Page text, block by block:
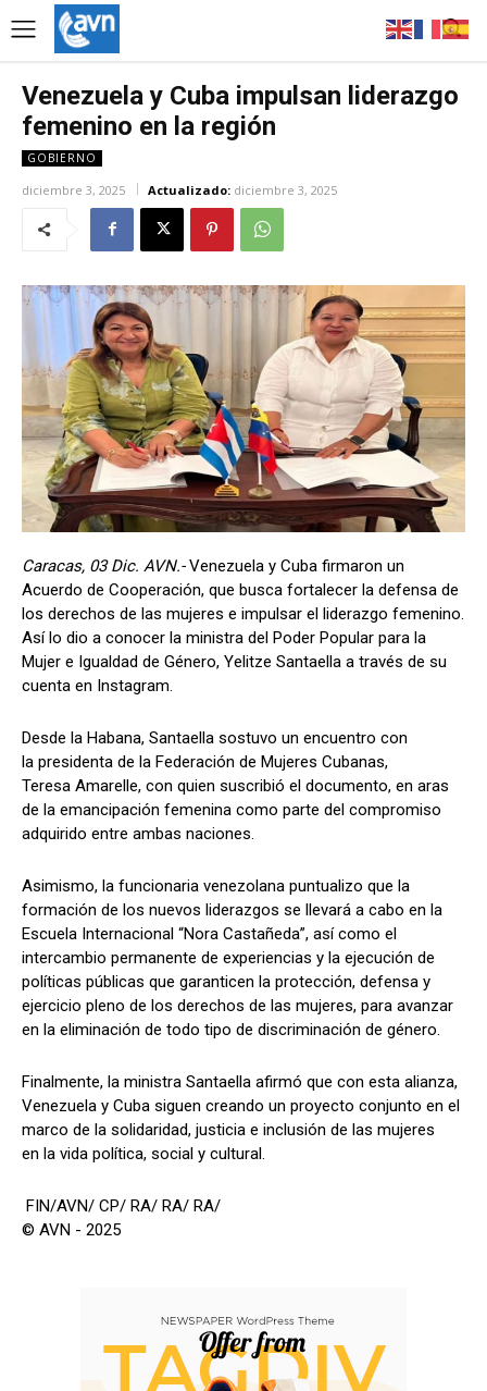
Venezuela y Cuba impulsan liderazgo
femenino en la región
GOBIERNO
diciembre 3, 2025 Actualizado: diciembre 3, 2025
Caracas, 03 Dic. AVN.-Venezuela y Cuba firmaron un
Acuerdo de Cooperación, que busca fortalecer la defensa de
los derechos de las mujeres e impulsar el liderazgo femenino.
Así lo dio a conocer la ministra del Poder Popular para la
Mujer e Igualdad de Género, Yelitze Santaella a través de su
cuenta en Instagram.
Desde la Habana, Santaella sostuvo un encuentro con
la presidenta de la Federación de Mujeres Cubanas,
Teresa Amarelle, con quien suscribió el documento, en aras
de la emancipación femenina como parte del compromiso
adquirido entre ambas naciones.
Asimismo, la funcionaria venezolana puntualizo que la
formación de los nuevos liderazgos se llevará a cabo en la
Escuela Internacional “Nora Castañeda”, así como el
intercambio permanente de experiencias y la ejecución de
políticas públicas que garanticen la protección, defensa y
ejercicio pleno de los derechos de las mujeres, para avanzar
en la eliminación de todo tipo de discriminación de género.
Finalmente, la ministra Santaella afirmó que con esta alianza,
Venezuela y Cuba siguen creando un proyecto conjunto en el
marco de la solidaridad, justicia e inclusión de las mujeres
en la vida política, social y cultural.
FIN/AVN/ CP/ RA/ RA/ RA/
© AVN - 2025